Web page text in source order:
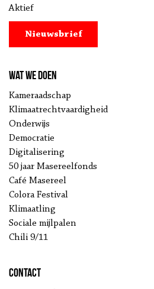
Aktief
Nieuwsbrief
Wat we doen
Kameraadschap
Klimaatrechtvaardigheid
Onderwijs
Democratie
Digitalisering
50 jaar Masereelfonds
Café Masereel
Colora Festival
Klimaatling
Sociale mijlpalen
Chili 9/11
Contact